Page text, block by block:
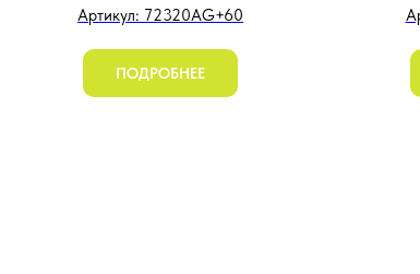
Артикул: 72320AG+60
ПОДРОБНЕЕ